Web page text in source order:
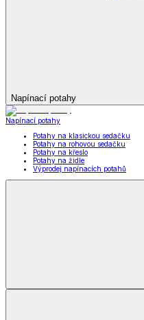
Napínací potahy
Napínací potahy
Potahy na klasickou sedačku
Potahy na rohovou sedačku
Potahy na křeslo
Potahy na židle
Výprodej napínacích potahů